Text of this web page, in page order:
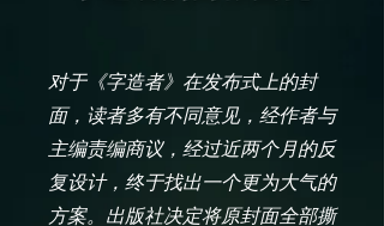
对于《字造者》在发布式上的封
面，读者多有不同意见，经作者与
主编责编商议，经过近两个月的反
复设计，终于找出一个更为大气的
方案。出版社决定将原封面全部撕